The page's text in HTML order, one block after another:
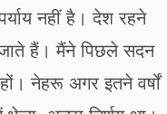
नहीं है। देश रहने
हैं। मैंने पिछले सदन
नेहरू अगर इतने वर्षों